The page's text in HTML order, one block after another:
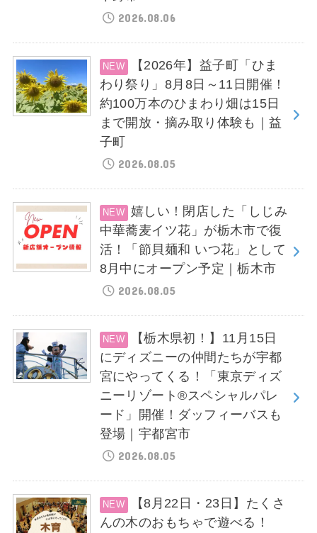
2026.08.06
【2026年】益子町「ひま
わり祭り」8月8日～11日開催！
約100万本のひまわり畑は15日
まで開放・摘み取り体験も｜益
子町
2026.08.05
嬉しい！閉店した「しじみ
中華蕎麦イツ花」が栃木市で復
活！「節貝麺和 いつ花」として
8月中にオープン予定｜栃木市
2026.08.05
【栃木県初！】11月15日
にディズニーの仲間たちが宇都
宮にやってくる！「東京ディズ
ニーリゾート®スペシャルパレ
ード」開催！ダッフィーバスも
登場｜宇都宮市
2026.08.05
【8月22日・23日】たくさ
んの木のおもちゃで遊べる！